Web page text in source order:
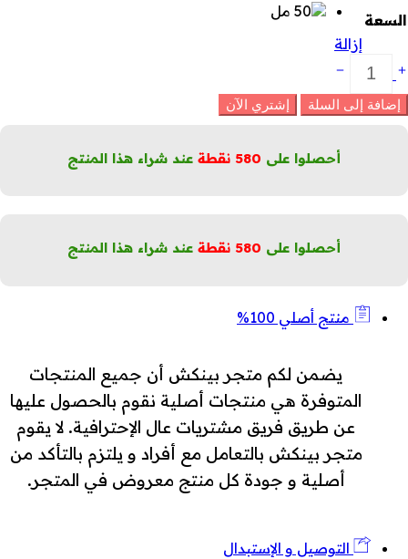
السعة
إزالة
نهاري
للترطيب
و
إضافة إلى السلة إشتري الآن
أحصلوا على 580 نقطة عند شراء هذا المنتج
أحصلوا على 580 نقطة عند شراء هذا المنتج
منتج أصلي 100%
يضمن لكم متجر بينكش أن جميع المنتجات
المتوفرة هي منتجات أصلية نقوم بالحصول عليها
عن طريق فريق مشتريات عال الإحترافية. لا يقوم
متجر بينكش بالتعامل مع أفراد و يلتزم بالتأكد من
أصلية و جودة كل منتج معروض في المتجر.
التوصيل و الإستبدال